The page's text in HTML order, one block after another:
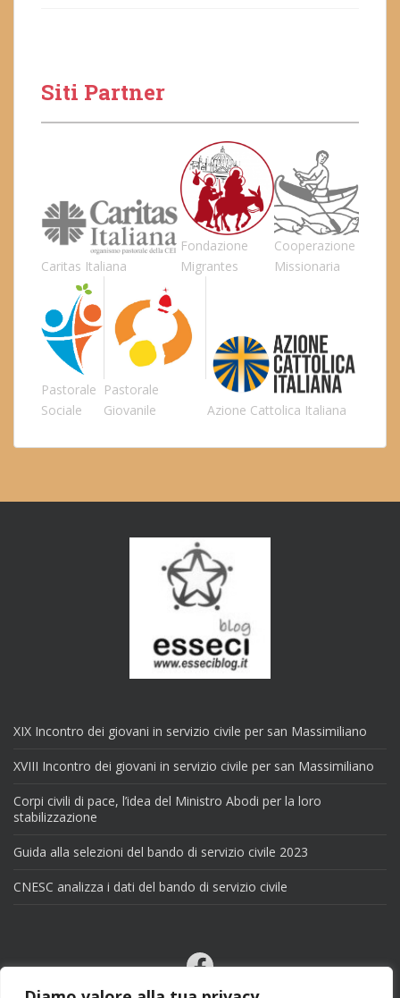
Siti Partner
Caritas Italiana
Fondazione
Migrantes
Cooperazione
Missionaria
Pastorale
Sociale
Pastorale
Giovanile
Azione Cattolica Italiana
XIX Incontro dei giovani in servizio civile per san Massimiliano
XVIII Incontro dei giovani in servizio civile per san Massimiliano
Corpi civili di pace, l’idea del Ministro Abodi per la loro
stabilizzazione
Guida alla selezioni del bando di servizio civile 2023
CNESC analizza i dati del bando di servizio civile
Facebook